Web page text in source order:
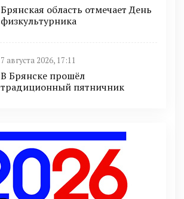
Брянская область отмечает День
физкультурника
7 августа 2026, 17:11
В Брянске прошёл
традиционный пятничник